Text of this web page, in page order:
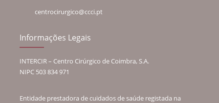
centrocirurgico@ccci.pt
Informações Legais
INTERCIR – Centro Cirúrgico de Coimbra, S.A.
NIPC 503 834 971
Entidade prestadora de cuidados de saúde registada na